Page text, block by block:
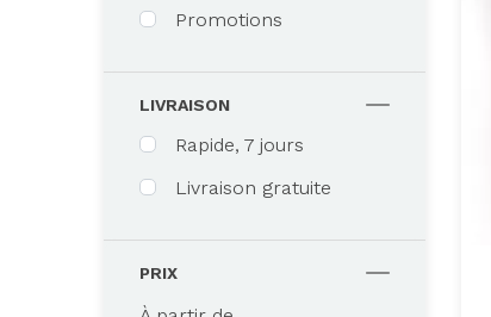
Promotions
LIVRAISON
Rapide, 7 jours
Livraison gratuite
PRIX